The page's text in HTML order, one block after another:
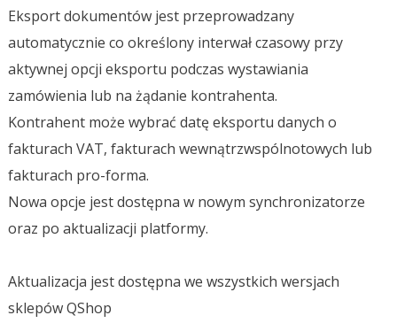
Eksport dokumentów jest przeprowadzany
automatycznie co określony interwał czasowy przy
aktywnej opcji eksportu podczas wystawiania
zamówienia lub na żądanie kontrahenta.
Kontrahent może wybrać datę eksportu danych o
fakturach VAT, fakturach wewnątrzwspólnotowych lub
fakturach pro-forma.
Nowa opcje jest dostępna w nowym synchronizatorze
oraz po aktualizacji platformy.
Aktualizacja jest dostępna we wszystkich wersjach
sklepów QShop